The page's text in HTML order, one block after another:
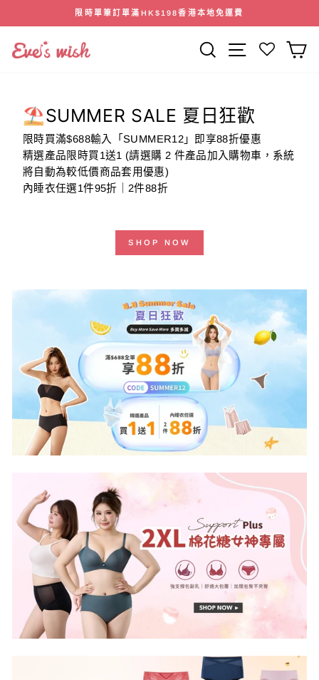
暫
限時單筆訂單滿HK$198香港本地免運費
搜索 網站導航
⛱️SUMMER SALE 夏日狂歡
限時買滿$688輸入「SUMMER12」即享88折優惠
精選產品限時買1送1 (請選購 2 件產品加入購物車，系統
將自動為較低價商品套用優惠)
內睡衣任選1件95折｜2件88折
SHOP NOW